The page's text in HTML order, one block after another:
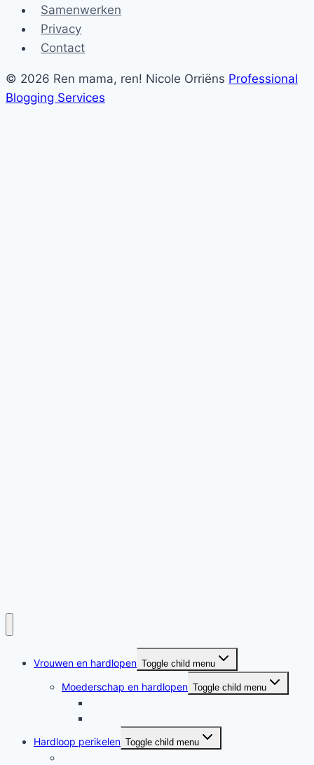
Samenwerken
Privacy
Contact
© 2026 Ren mama, ren! Nicole Orriëns Professional
Blogging Services
Vrouwen en hardlopen Toggle child menu
Moederschap en hardlopen Toggle child menu
Hardloop perikelen Toggle child menu